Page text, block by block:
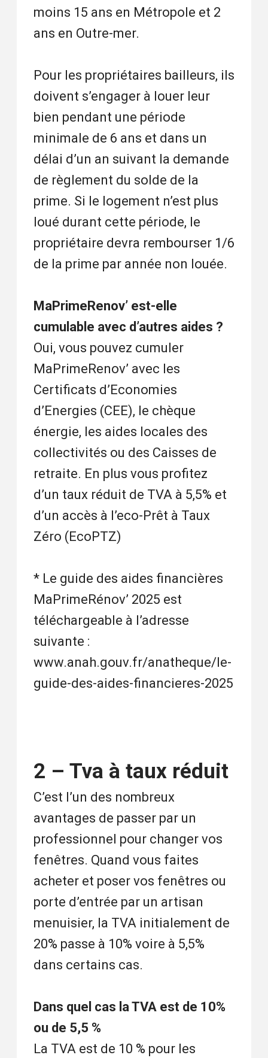
moins 15 ans en Métropole et 2
ans en Outre-mer.
Pour les propriétaires bailleurs, ils
doivent s’engager à louer leur
bien pendant une période
minimale de 6 ans et dans un
délai d’un an suivant la demande
de règlement du solde de la
prime. Si le logement n’est plus
loué durant cette période, le
propriétaire devra rembourser 1/6
de la prime par année non louée.
MaPrimeRenov’ est-elle
cumulable avec d’autres aides ?
Oui, vous pouvez cumuler
MaPrimeRenov’ avec les
Certificats d’Economies
d’Energies (CEE), le chèque
énergie, les aides locales des
collectivités ou des Caisses de
retraite. En plus vous profitez
d’un taux réduit de TVA à 5,5% et
d’un accès à l’eco-Prêt à Taux
Zéro (EcoPTZ)
* Le guide des aides financières
MaPrimeRénov’ 2025 est
téléchargeable à l’adresse
suivante :
www.anah.gouv.fr/anatheque/le-
guide-des-aides-financieres-2025
2 – Tva à taux réduit
C’est l’un des nombreux
avantages de passer par un
professionnel pour changer vos
fenêtres. Quand vous faites
acheter et poser vos fenêtres ou
porte d’entrée par un artisan
menuisier, la TVA initialement de
20% passe à 10% voire à 5,5%
dans certains cas.
Dans quel cas la TVA est de 10%
ou de 5,5 %
La TVA est de 10 % pour les